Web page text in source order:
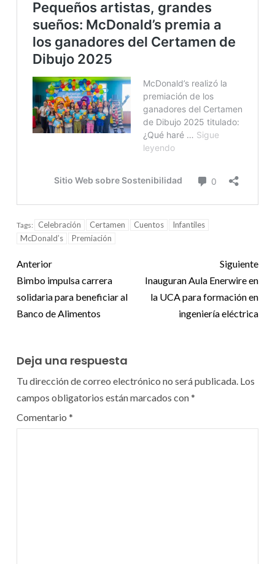
Tags: Celebración Certamen Cuentos
Infantiles
McDonald’s
Premiación
Anterior
Bimbo impulsa carrera
solidaria para beneficiar al
Banco de Alimentos
Siguiente
Inauguran Aula Enerwire en
la UCA para formación en
ingeniería eléctrica
Deja una respuesta
Tu dirección de correo electrónico no será publicada. Los
campos obligatorios están marcados con*
Comentario *